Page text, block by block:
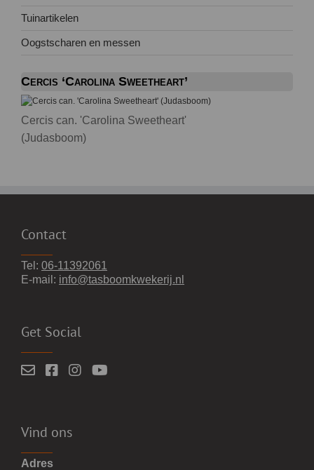
Tuinartikelen
Oogstscharen en messen
Cercis ‘Carolina Sweetheart’
Cercis can. 'Carolina Sweetheart'
(Judasboom)
Contact
Tel: 06-11392061
E-mail: info@tasboomkwekerij.nl
Get Social
Vind ons
Adres